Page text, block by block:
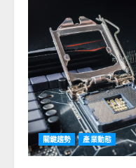
關鍵趨勢 產業動態